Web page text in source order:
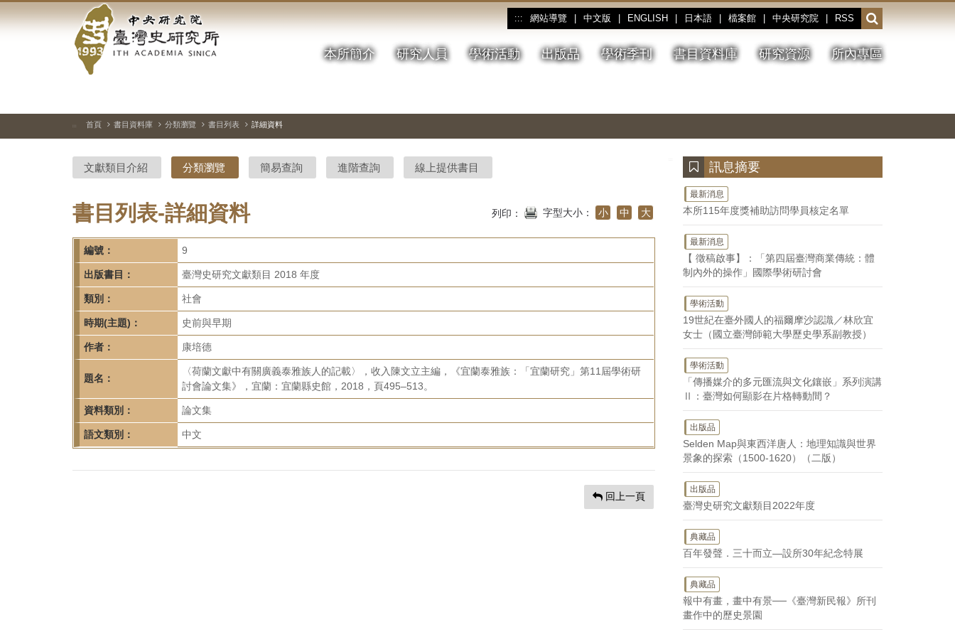
到
中
央
研
院-
臺
灣
史
研
究
所-
首
頁
::: 網站導覽 中文版 ENGLISH 日本語 檔案館 中央研究院 RSS
開
啟
或
收
本所簡介 研究人員 學術活動 出版品 學術季刊 書目資料庫 研究資源 所內專區
停、
圖
圖
結
::: 首頁 書目資料庫 分類瀏覽 書目列表 詳細資料
文獻類目介紹 分類瀏覽 簡易查詢 進階查詢 線上提供書目
書目列表-詳細資料 列印： 字型大小： 小 中 大
編號： 9
出版書目： 臺灣史研究文獻類目 2018 年度
類別： 社會
時期(主題)： 史前與早期
作者： 康培德
題名：
〈荷蘭文獻中有關廣義泰雅族人的記載〉，收入陳文立主編，《宜蘭泰雅族：「宜蘭研究」第11屆學術研
討會論文集》，宜蘭：宜蘭縣史館，2018，頁495–513。
資料類別： 論文集
語文類別： 中文
回上一頁
訊息摘要
最新消息
本所115年度獎補助訪問學員核定名單
最新消息
【 徵稿啟事】：「第四屆臺灣商業傳統：體
制內外的操作」國際學術研討會
學術活動
19世紀在臺外國人的福爾摩沙認識／林欣宜
女士（國立臺灣師範大學歷史學系副教授）
學術活動
「傳播媒介的多元匯流與文化鑲嵌」系列演講
Ⅱ：臺灣如何顯影在片格轉動間？
出版品
Selden Map與東西洋唐人：地理知識與世界
景象的探索（1500-1620）（二版）
出版品
臺灣史研究文獻類目2022年度
典藏品
百年發聲．三十而立—設所30年紀念特展
典藏品
報中有畫，畫中有景──《臺灣新民報》所刊
畫作中的歷史景園